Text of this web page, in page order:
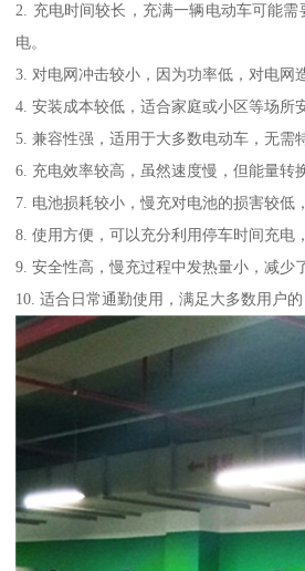
2. 充电时间较长，充满一辆电动车可能需
电。
3. 对电网冲击较小，因为功率低，对电网
4. 安装成本较低，适合家庭或小区等场所
5. 兼容性强，适用于大多数电动车，无需
6. 充电效率较高，虽然速度慢，但能量转
7. 电池损耗较小，慢充对电池的损害较低
8. 使用方便，可以充分利用停车时间充电
9. 安全性高，慢充过程中发热量小，减少
10. 适合日常通勤使用，满足大多数用户的